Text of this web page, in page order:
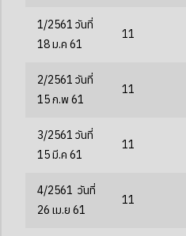
1/2561 วันที่
18 ม.ค 61
11
2/2561 วันที่
15 ก.พ 61
11
3/2561 วันที่
15 มี.ค 61
11
4/2561 วันที่
26 เม.ย 61
11